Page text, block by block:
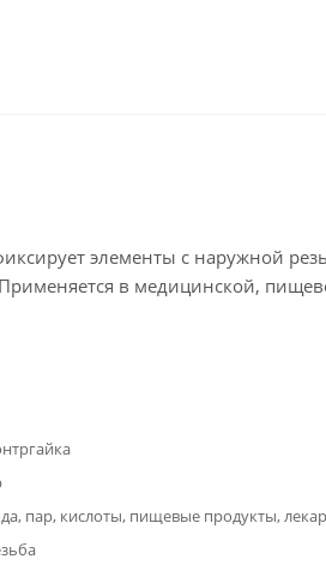
элементы с наружной
в медицинской,
пар, кислоты, пищевые продукты,